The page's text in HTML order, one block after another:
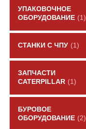
УПАКОВОЧНОЕ
ОБОРУДОВАНИЕ (1)
СТАНКИ С ЧПУ (1)
ЗАПЧАСТИ
CATERPILLAR (1)
БУРОВОЕ
ОБОРУДОВАНИЕ (2)